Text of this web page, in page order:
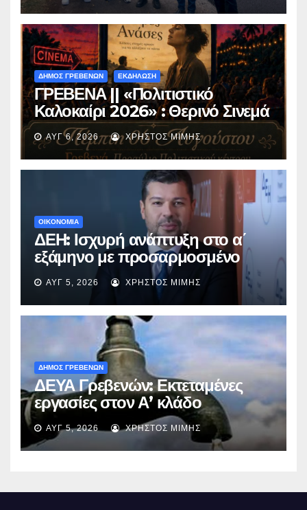
ΔΗΜΟΣ ΓΡΕΒΕΝΩΝ ΕΚΔΗΛΩΣΗ
ΓΡΕΒΕΝΑ || «Πολιτιστικό
Καλοκαίρι 2026» : Θερινό Σινεμά
με την βραβευμένη ταινία
«Μικρές Ανάσες».
ΑΥΓ 6, 2026 ΧΡΉΣΤΟΣ ΜΊΜΗΣ
ΟΙΚΟΝΟΜΙΑ
ΔΕΗ: Ισχυρή ανάπτυξη στο α΄
εξάμηνο με προσαρμοσμένο
EBITDA στα €1,2 δισ.
ΑΥΓ 5, 2026 ΧΡΉΣΤΟΣ ΜΊΜΗΣ
ΔΗΜΟΣ ΓΡΕΒΕΝΩΝ
ΔΕΥΑ Γρεβενών: Εκτεταμένες
εργασίες στον Α’ κλάδο
ύδρευσης – Ποιες περιοχές
επηρεάζονται την Πέμπτη
ΑΥΓ 5, 2026 ΧΡΉΣΤΟΣ ΜΊΜΗΣ